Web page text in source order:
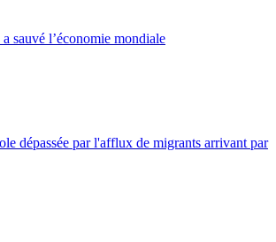
sauvé l’économie mondiale
dépassée par l'afflux de migrants arrivant par